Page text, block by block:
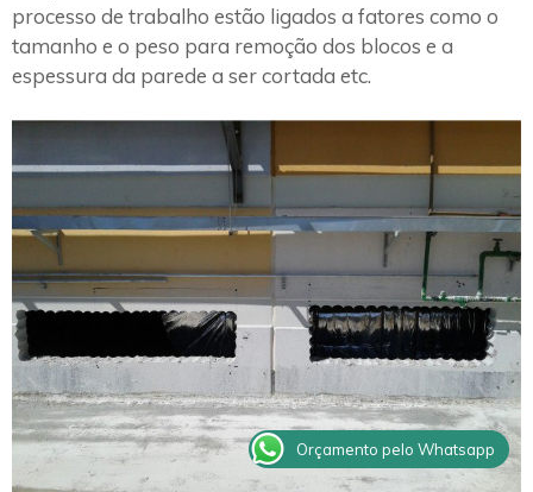
processo de trabalho estão ligados a fatores como o
tamanho e o peso para remoção dos blocos e a
espessura da parede a ser cortada etc.
Orçamento pelo Whatsapp